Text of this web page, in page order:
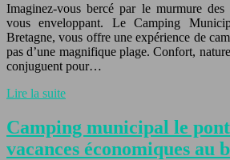
Imaginez-vous bercé par le murmure
vous enveloppant. Le Camping
Bretagne, vous offre une expérience de
pas d’une magnifique plage. Confort,
conjuguent pour…
Lire la suite
Camping municipal le pont
vacances économiques au